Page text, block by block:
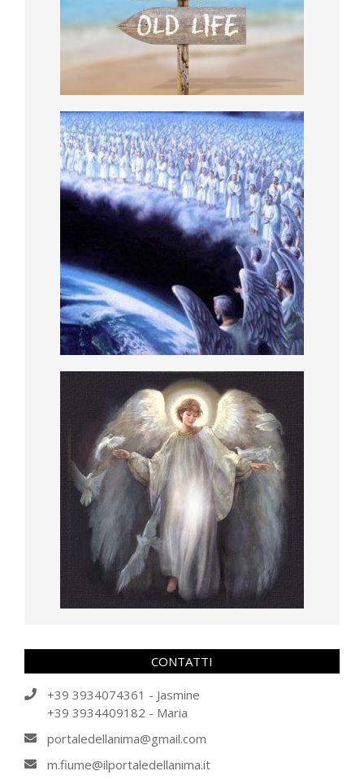
CONTATTI
+39 3934074361 - Jasmine
+39 3934409182 - Maria
portaledellanima@gmail.com
m.fiume@ilportaledellanima.it